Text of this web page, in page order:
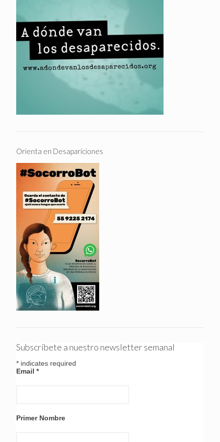
Orienta en Desapariciones
Subscríbete a nuestro newsletter semanal
* indicates required
Email *
Primer Nombre